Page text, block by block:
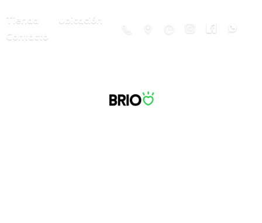
Tienda
Ubicación
Contacto